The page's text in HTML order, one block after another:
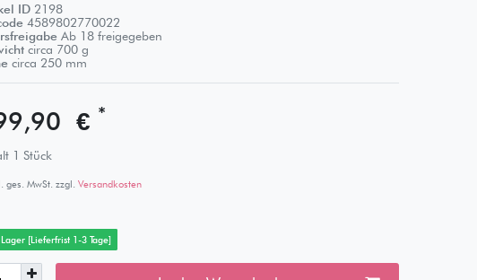
ID 2198
4589802770022
Ab 18 freigegeben
circa 700 g
circa 250 mm
€ *
1 Stück
ges. MwSt. zzgl. Versandkosten
[Lieferfrist 1-3 Tage]